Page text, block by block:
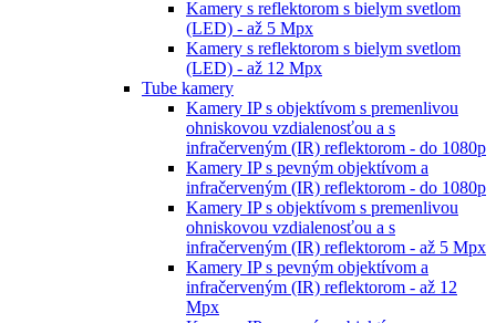
Kamery s reflektorom s bielym svetlom
(LED) - až 5 Mpx
Kamery s reflektorom s bielym svetlom
(LED) - až 12 Mpx
Tube kamery
Kamery IP s objektívom s premenlivou
ohniskovou vzdialenosťou a s
infračerveným (IR) reflektorom - do 1080p
Kamery IP s pevným objektívom a
infračerveným (IR) reflektorom - do 1080p
Kamery IP s objektívom s premenlivou
ohniskovou vzdialenosťou a s
infračerveným (IR) reflektorom - až 5 Mpx
Kamery IP s pevným objektívom a
infračerveným (IR) reflektorom - až 12
Mpx